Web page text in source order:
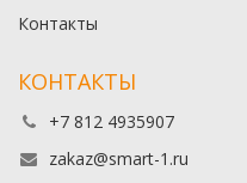
Контакты
КОНТАКТЫ
+7 812 4935907
zakaz@smart-1.ru